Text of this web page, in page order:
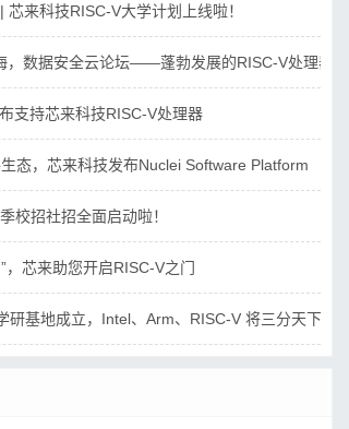
芯来科技RISC-V大学计划上线啦！
，数据安全云论坛——蓬勃发展的RISC-V处理器
支持芯来科技RISC-V处理器
态，芯来科技发布Nuclei Software Platform
校招社招全面启动啦！
，芯来助您开启RISC-V之门
研基地成立，Intel、Arm、RISC-V 将三分天下？